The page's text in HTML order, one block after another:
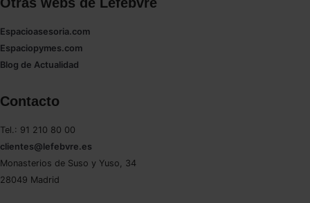
Espacioasesoria.com
Espaciopymes.com
Blog de Actualidad
Contacto
Tel.: 91 210 80 00
clientes@lefebvre.es
Monasterios de Suso y Yuso, 34
28049 Madrid